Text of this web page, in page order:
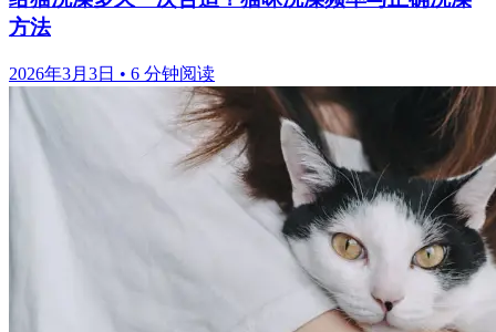
方法
2026年3月3日 • 6 分钟阅读